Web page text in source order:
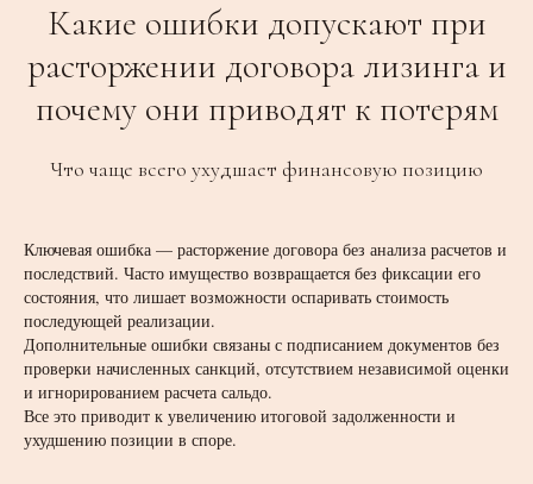
Какие ошибки допускают при
расторжении договора лизинга и
почему они приводят к потерям
Что чаще всего ухудшает финансовую позицию
Ключевая ошибка — расторжение договора без анализа расчетов и
последствий. Часто имущество возвращается без фиксации его
состояния, что лишает возможности оспаривать стоимость
последующей реализации.
Дополнительные ошибки связаны с подписанием документов без
проверки начисленных санкций, отсутствием независимой оценки
и игнорированием расчета сальдо.
Все это приводит к увеличению итоговой задолженности и
ухудшению позиции в споре.